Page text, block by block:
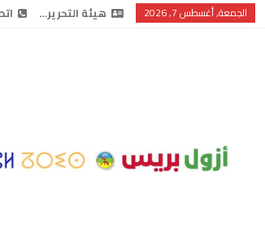
الجمعة, أغسطس 7, 2026 هيئة التحرير…